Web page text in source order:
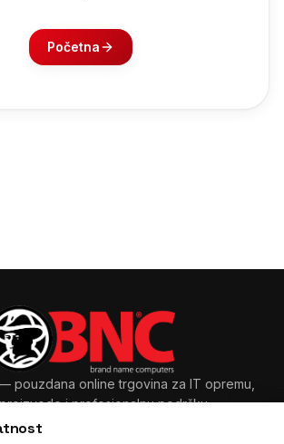
Početna
pouzdana online trgovina za IT opremu,
i profesionalnu podršku.